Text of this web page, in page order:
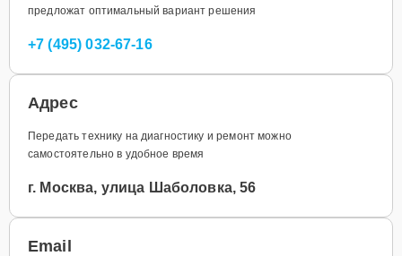
предложат оптимальный вариант решения
+7 (495) 032-67-16
Адрес
Передать технику на диагностику и ремонт можно
самостоятельно в удобное время
г. Москва, улица Шаболовка, 56
Email